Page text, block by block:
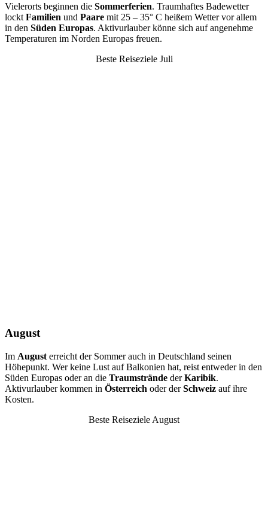
Vielerorts beginnen die Sommerferien. Traumhaftes Badewetter
lockt Familien und Paare mit 25 – 35° C heißem Wetter vor allem
in den Süden Europas. Aktivurlauber könne sich auf angenehme
Temperaturen im Norden Europas freuen.
Beste Reiseziele Juli
August
Im August erreicht der Sommer auch in Deutschland seinen
Höhepunkt. Wer keine Lust auf Balkonien hat, reist entweder in den
Süden Europas oder an die Traumstrände derKaribik.
Aktivurlauber kommen in Österreich oder derSchweiz auf ihre
Kosten.
Beste Reiseziele August